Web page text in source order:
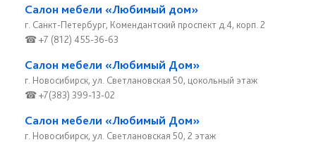
Салон мебели «Любимый дом»
г. Санкт-Петербург, Комендантский проспект д.4, корп. 2
☎ +7 (812) 455-36-63
Салон мебели «Любимый Дом»
г. Новосибирск, ул. Светлановская 50, цокольный этаж
☎ +7(383) 399-13-02
Салон мебели «Любимый Дом»
г. Новосибирск, ул. Светлановская 50, 2 этаж